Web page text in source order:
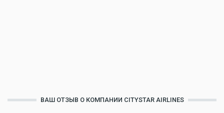
ВАШ ОТЗЫВ О КОМПАНИИ CITYSTAR AIRLINES